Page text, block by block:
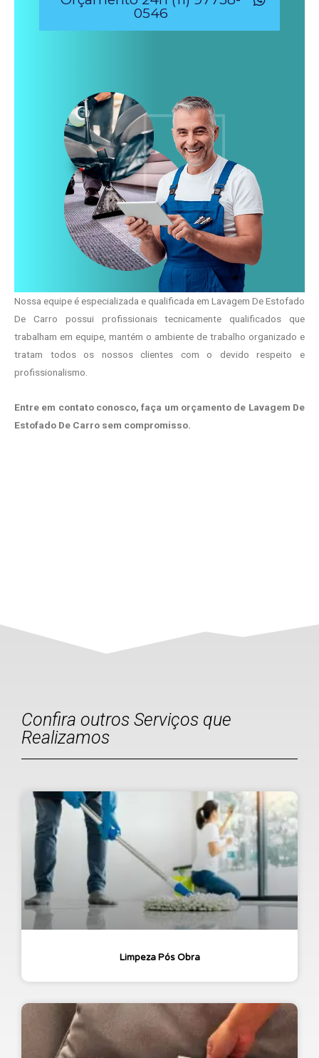
0546
Nossa equipe é especializada e qualificada em Lavagem De Estofado
De Carro possui profissionais tecnicamente qualificados que
trabalham em equipe, mantém o ambiente de trabalho organizado e
tratam todos os nossos clientes com o devido respeito e
profissionalismo.
Entre em contato conosco, faça um orçamento de Lavagem De
Estofado De Carro sem compromisso.
Confira outros Serviços que
Realizamos
Limpeza Pós Obra